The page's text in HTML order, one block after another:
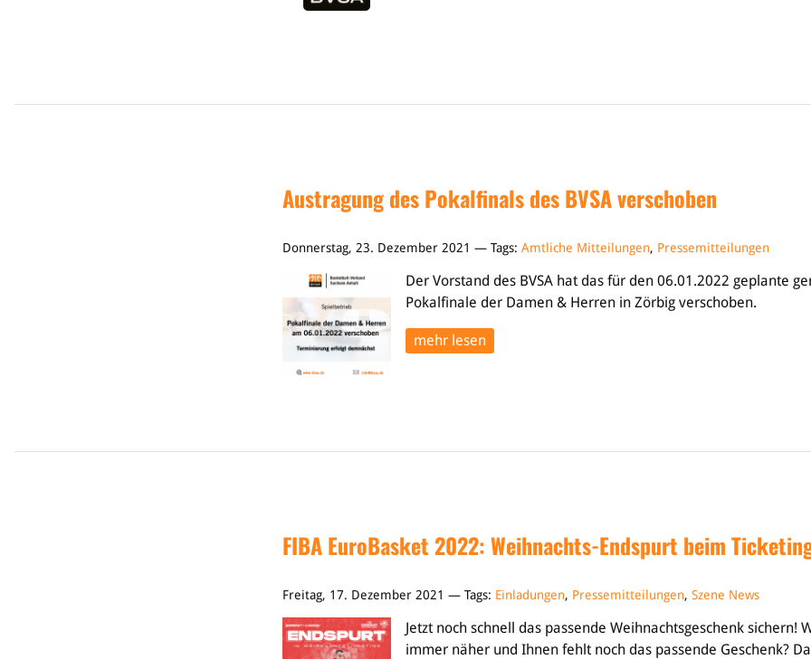
Austragung des Pokalfinals des BVSA verschoben
Donnerstag, 23. Dezember 2021 — Tags: Amtliche Mitteilungen, Pressemitteilungen
Der Vorstand des BVSA hat das für den 06.01.2022 geplante
Pokalfinale der Damen & Herren in Zörbig verschoben.
mehr lesen
FIBA EuroBasket 2022: Weihnachts-Endspurt beim
Freitag, 17. Dezember 2021 — Tags: Einladungen, Pressemitteilungen, Szene News
Jetzt noch schnell das passende Weihnachtsgeschenk sichern!
immer näher und Ihnen fehlt noch das passende Geschenk?